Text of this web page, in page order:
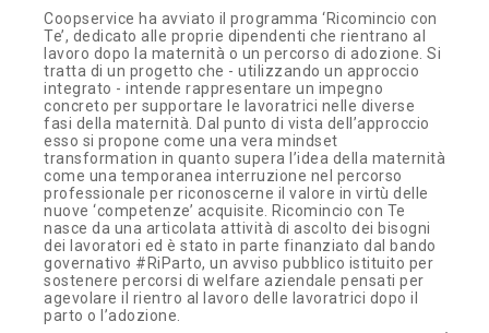
Coopservice ha avviato il programma ‘Ricomincio con
Te’, dedicato alle proprie dipendenti che rientrano al
lavoro dopo la maternità o un percorso di adozione. Si
tratta di un progetto che - utilizzando un approccio
integrato - intende rappresentare un impegno
concreto per supportare le lavoratrici nelle diverse
fasi della maternità. Dal punto di vista dell’approccio
esso si propone come una vera mindset
transformation in quanto supera l’idea della maternità
come una temporanea interruzione nel percorso
professionale per riconoscerne il valore in virtù delle
nuove ‘competenze’ acquisite. Ricomincio con Te
nasce da una articolata attività di ascolto dei bisogni
dei lavoratori ed è stato in parte finanziato dal bando
governativo #RiParto, un avviso pubblico istituito per
sostenere percorsi di welfare aziendale pensati per
agevolare il rientro al lavoro delle lavoratrici dopo il
parto o l’adozione.